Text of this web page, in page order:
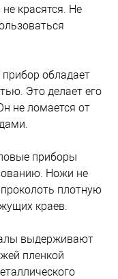
красятся. Не
обладает
Это делает его
не ломается от
приборы
Ножи не
плотную
краев.
выдерживают
пленкой